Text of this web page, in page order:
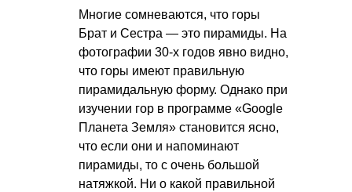
Многие сомневаются, что горы
Брат и Сестра — это пирамиды. На
фотографии 30-х годов явно видно,
что горы имеют правильную
пирамидальную форму. Однако при
изучении гор в программе «Google
Планета Земля» становится ясно,
что если они и напоминают
пирамиды, то с очень большой
натяжкой. Ни о какой правильной